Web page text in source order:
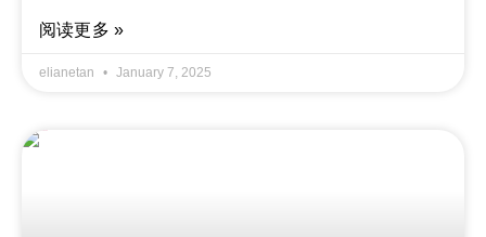
阅读更多 »
elianetan January 7, 2025